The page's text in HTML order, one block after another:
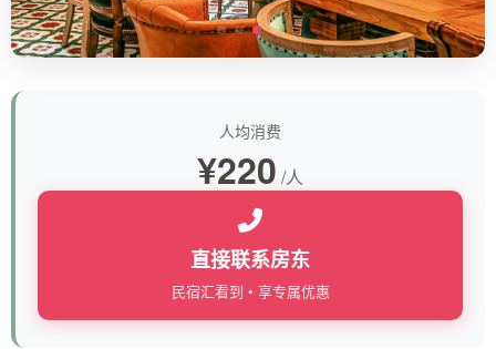
人均消费
¥220 /人
直接联系房东
民宿汇看到 • 享专属优惠